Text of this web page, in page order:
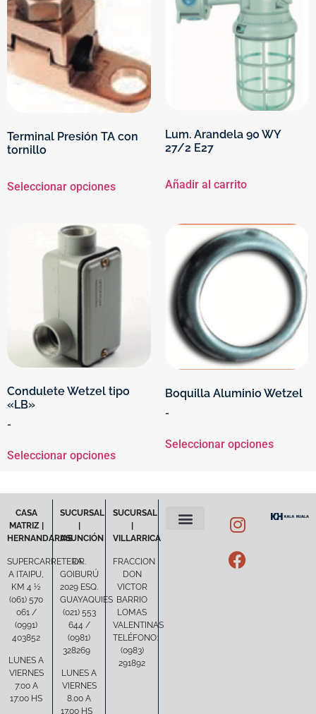
Terminal Presión TA con
tornillo
Seleccionar opciones
Lum. Arandela 90 WY
27/2 E27
Añadir al carrito
Condulete Wetzel tipo
«LB»
-
Seleccionar opciones
Boquilla Aluminio Wetzel
-
Seleccionar opciones
CASA
MATRIZ |
HERNANDARIAS
SUPERCARRETERA
A ITAIPU,
KM 4 ½
(061) 570
061 /
(0991)
403852
LUNES A
VIERNES
7:00 A
17:00 HS
SUCURSAL
ASUNCIÓN
DR.
GOIBURÚ
2029 ESQ.
GUAYAQUIES
(021) 553
644 /
(0981)
328269
LUNES A
VIERNES
8.00 A
17.00 HS
SUCURSAL
VILLARRICA
FRACCION
DON
VICTOR
BARRIO
LOMAS
VALENTINAS
TELÉFONO:
(0983)
291892